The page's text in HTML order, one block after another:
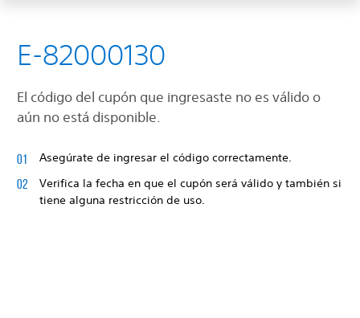
E-82000130
El código del cupón que ingresaste no es válido o
aún no está disponible.
Asegúrate de ingresar el código correctamente.
Verifica la fecha en que el cupón será válido y también si
tiene alguna restricción de uso.